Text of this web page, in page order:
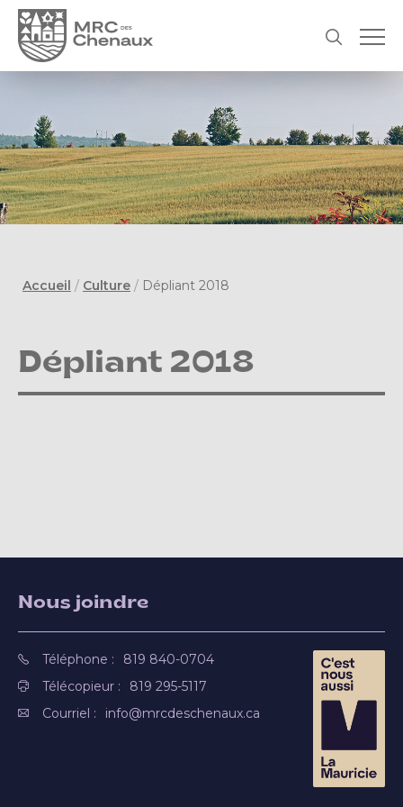
Accueil / Culture / Dépliant 2018
Dépliant 2018
Nous joindre
Téléphone :
819 840-0704
Télécopieur :
819 295-5117
Courriel :
info@mrcdeschenaux.ca